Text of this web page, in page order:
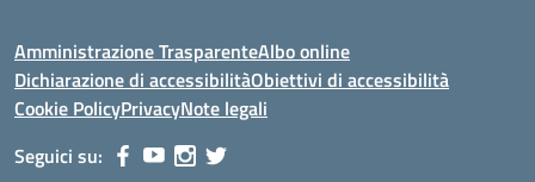
Amministrazione TrasparenteAlbo online
Dichiarazione di accessibilitàObiettivi di accessibilità
Cookie PolicyPrivacyNote legali
Seguici su: